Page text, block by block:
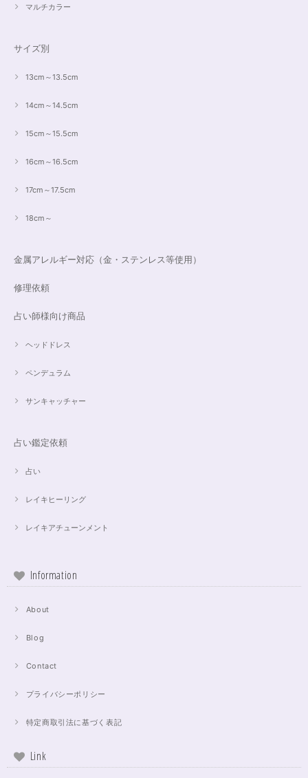
マルチカラー
サイズ別
13cm～13.5cm
14cm～14.5cm
15cm～15.5cm
16cm～16.5cm
17cm～17.5cm
18cm～
金属アレルギー対応（金・ステンレス等使用）
修理依頼
占い師様向け商品
ヘッドドレス
ペンデュラム
サンキャッチャー
占い鑑定依頼
占い
レイキヒーリング
レイキアチューンメント
Information
About
Blog
Contact
プライバシーポリシー
特定商取引法に基づく表記
Link